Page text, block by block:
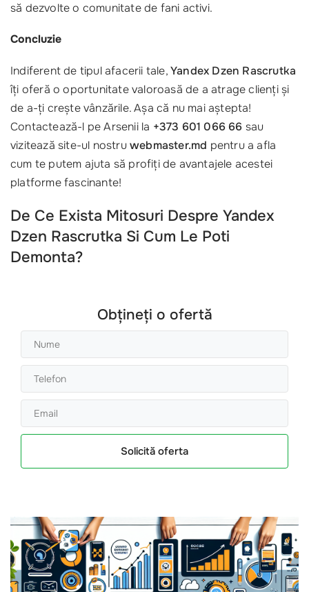
să dezvolte o comunitate de fani activi.
Concluzie
Indiferent de tipul afacerii tale,Yandex Dzen Rascrutka
îți oferă o oportunitate valoroasă de a atrage clienți și
de a-ți crește vânzările. Așa că nu mai aștepta!
Contactează-l pe Arsenii la +373 601 066 66 sau
vizitează site-ul nostruwebmaster.md pentru a afla
cum te putem ajuta să profiți de avantajele acestei
platforme fascinante!
De Ce Exista Mitosuri Despre Yandex
Dzen Rascrutka Si Cum Le Poti
Demonta?
Obțineți o ofertă
Solicită oferta